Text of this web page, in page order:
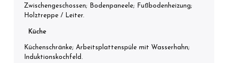
Zwischengeschossen; Bodenpaneele; Fußbodenheizung;
Holztreppe / Leiter.
Küche
Küchenschränke; Arbeitsplattenspüle mit Wasserhahn;
Induktionskochfeld.